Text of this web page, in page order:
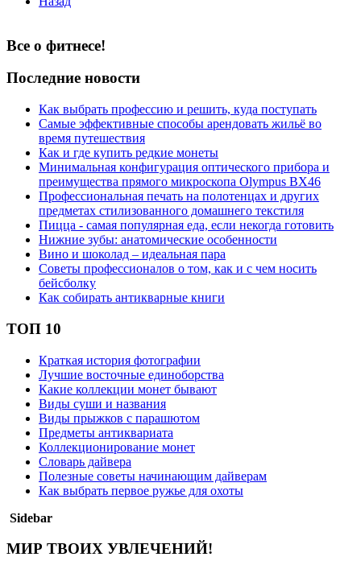
Все о фитнесе!
Последние новости
Как выбрать профессию и решить, куда поступать
Самые эффективные способы арендовать жильё во
время путешествия
Как и где купить редкие монеты
Минимальная конфигурация оптического прибора и
преимущества прямого микроскопа Olympus BX46
Профессиональная печать на полотенцах и других
предметах стилизованного домашнего текстиля
Пицца - самая популярная еда, если некогда готовить
Нижние зубы: анатомические особенности
Вино и шоколад – идеальная пара
Советы профессионалов о том, как и с чем носить
бейсболку
Как собирать антикварные книги
ТОП 10
Краткая история фотографии
Лучшие восточные единоборства
Какие коллекции монет бывают
Виды суши и названия
Виды прыжков с парашютом
Предметы антиквариата
Коллекционирование монет
Словарь дайвера
Полезные советы начинающим дайверам
Как выбрать первое ружье для охоты
Sidebar
МИР ТВОИХ УВЛЕЧЕНИЙ!